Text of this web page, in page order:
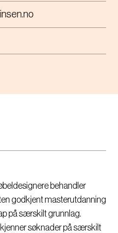
behandler
godkjent masterutdanning
på særskilt grunnlag.
søknader på særskilt